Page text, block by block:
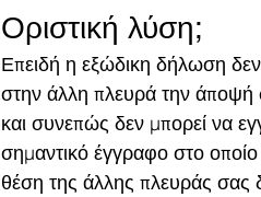
Οριστική λύση;
Επειδή η εξώδικη δήλωση δεν
στην άλλη πλευρά την άποψή
και συνεπώς δεν μπορεί να
σημαντικό έγγραφο στο
θέση της άλλης πλευράς σας